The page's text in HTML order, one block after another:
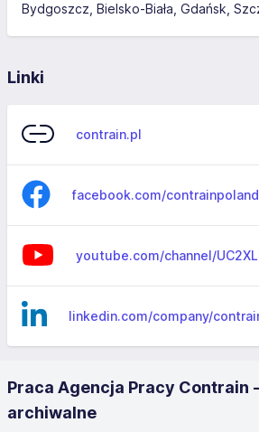
Bydgoszcz Bielsko-Biała Gdańsk
Linki
contrain.pl
facebook.com/contrainpoland
Praca Agencja Pracy Contrain
archiwalne